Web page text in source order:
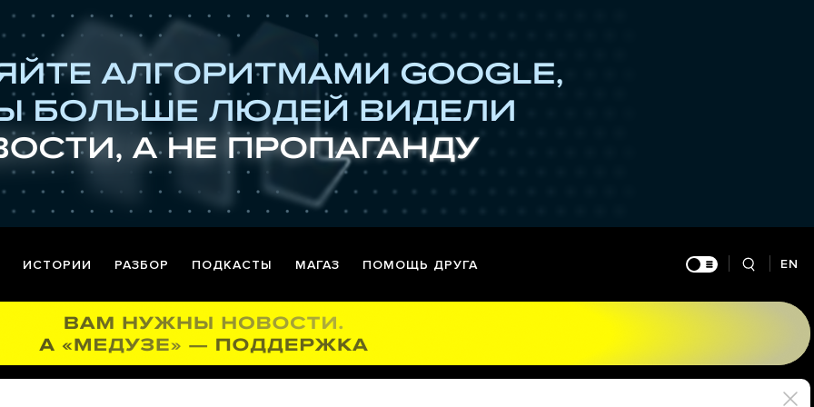
ИСТОРИИ РАЗБОР ПОДКАСТЫ МАГАЗ ПОМОЩЬ ДРУГА EN